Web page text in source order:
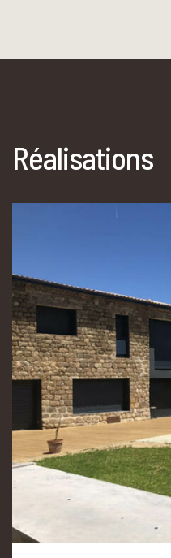
Réalisations